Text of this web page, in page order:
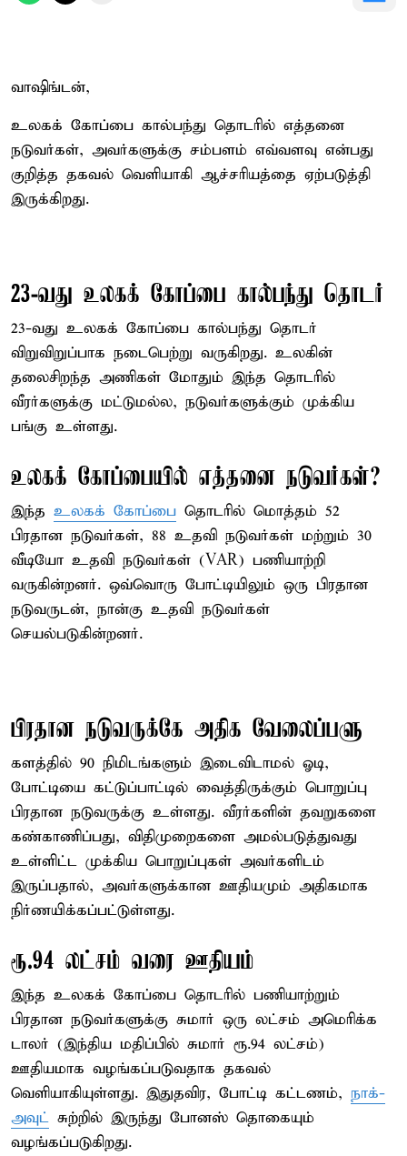
வாஷிங்டன்,
உலகக் கோப்பை கால்பந்து தொடரில் எத்தனை
நடுவர்கள், அவர்களுக்கு சம்பளம் எவ்வளவு என்பது
குறித்த தகவல் வெளியாகி ஆச்சரியத்தை ஏற்படுத்தி
இருக்கிறது.
23-வது உலகக் கோப்பை கால்பந்து தொடர்
23-வது உலகக் கோப்பை கால்பந்து தொடர்
விறுவிறுப்பாக நடைபெற்று வருகிறது. உலகின்
தலைசிறந்த அணிகள் மோதும் இந்த தொடரில்
வீரர்களுக்கு மட்டுமல்ல, நடுவர்களுக்கும் முக்கிய
பங்கு உள்ளது.
உலகக் கோப்பையில் எத்தனை நடுவர்கள்?
இந்த உலகக் கோப்பை தொடரில் மொத்தம் 52
பிரதான நடுவர்கள், 88 உதவி நடுவர்கள் மற்றும் 30
வீடியோ உதவி நடுவர்கள் (VAR) பணியாற்றி
வருகின்றனர். ஒவ்வொரு போட்டியிலும் ஒரு பிரதான
நடுவருடன், நான்கு உதவி நடுவர்கள்
செயல்படுகின்றனர்.
பிரதான நடுவருக்கே அதிக வேலைப்பளு
களத்தில் 90 நிமிடங்களும் இடைவிடாமல் ஓடி,
போட்டியை கட்டுப்பாட்டில் வைத்திருக்கும் பொறுப்பு
பிரதான நடுவருக்கு உள்ளது. வீரர்களின் தவறுகளை
கண்காணிப்பது, விதிமுறைகளை அமல்படுத்துவது
உள்ளிட்ட முக்கிய பொறுப்புகள் அவர்களிடம்
இருப்பதால், அவர்களுக்கான ஊதியமும் அதிகமாக
நிர்ணயிக்கப்பட்டுள்ளது.
ரூ.94 லட்சம் வரை ஊதியம்
இந்த உலகக் கோப்பை தொடரில் பணியாற்றும்
பிரதான நடுவர்களுக்கு சுமார் ஒரு லட்சம் அமெரிக்க
டாலர் (இந்திய மதிப்பில் சுமார் ரூ.94 லட்சம்)
ஊதியமாக வழங்கப்படுவதாக தகவல்
வெளியாகியுள்ளது. இதுதவிர, போட்டி கட்டணம், நாக்-
அவுட் சுற்றில் இருந்து போனஸ் தொகையும்
வழங்கப்படுகிறது.